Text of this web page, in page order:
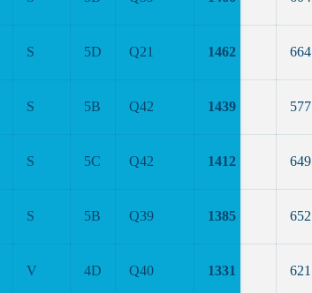
S 5D Q21 1462 664
S 5B Q42 1439 577
S 5C Q42 1412 649
S 5B Q39 1385 652
V 4D Q40 1331 621